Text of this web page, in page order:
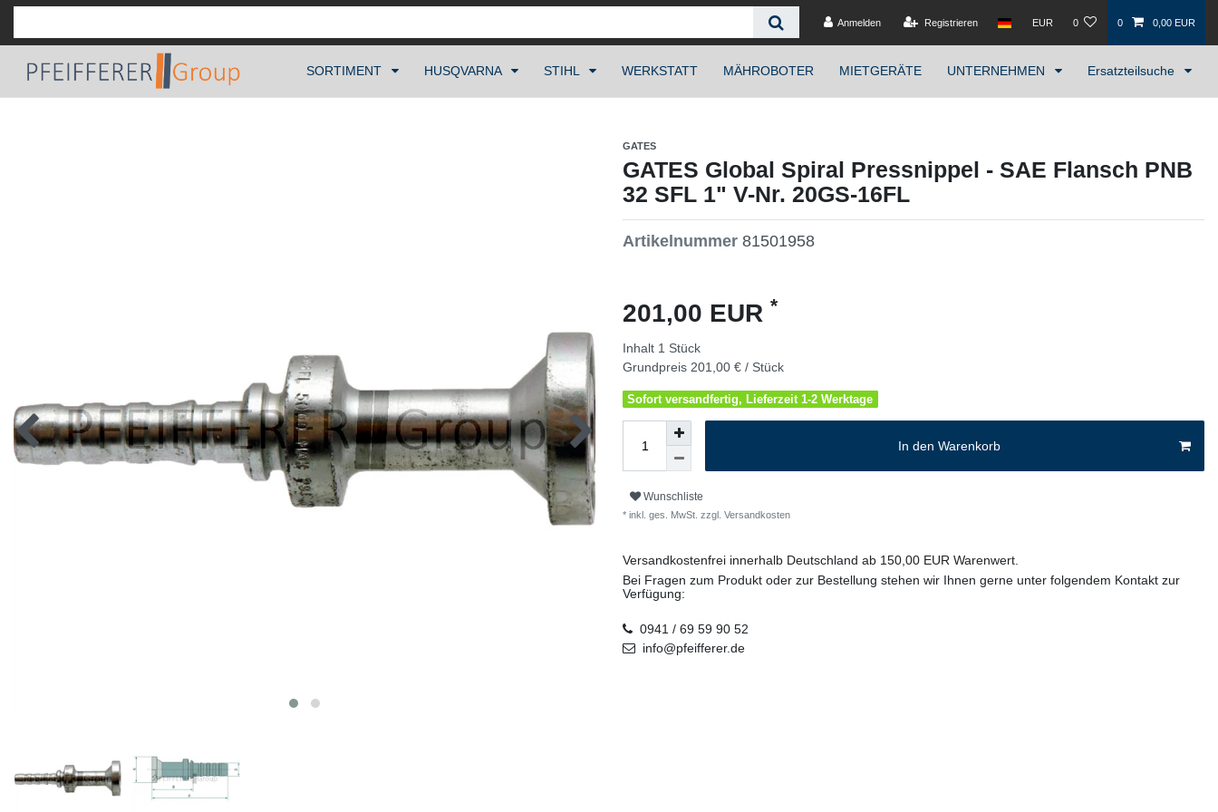
Anmelden Registrieren EUR 0 0 0,00 EUR
SORTIMENT HUSQVARNA STIHL WERKSTATT MÄHROBOTER MIETGERÄTE UNTERNEHMEN Ersatzteilsuche
GATES
GATES Global Spiral Pressnippel - SAE Flansch PNB
32 SFL 1" V-Nr. 20GS-16FL
Artikelnummer 81501958
201,00 EUR *
Inhalt 1 Stück
Grundpreis 201,00 € / Stück
Sofort versandfertig, Lieferzeit 1-2 Werktage
In den Warenkorb
Wunschliste
* inkl. ges. MwSt. zzgl. Versandkosten
Versandkostenfrei innerhalb Deutschland ab 150,00 EUR Warenwert.
Bei Fragen zum Produkt oder zur Bestellung stehen wir Ihnen gerne unter folgendem Kontakt zur
Verfügung:
0941 / 69 59 90 52
info@pfeifferer.de